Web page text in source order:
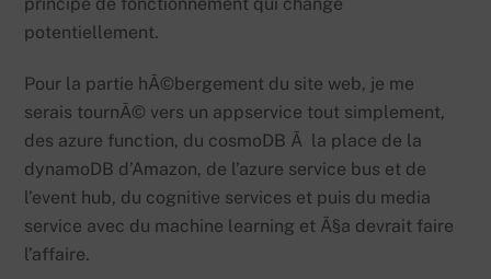
potentiellement.
Pour la partie hÃ©bergement du site web, je me
serais tournÃ© vers un appservice tout simplement,
des azure function, du cosmoDB Ã la place de la
dynamoDB d’Amazon, de l’azure service bus et de
l’event hub, du cognitive services et puis du media
service avec du machine learning et Ã§a devrait faire
l’affaire.